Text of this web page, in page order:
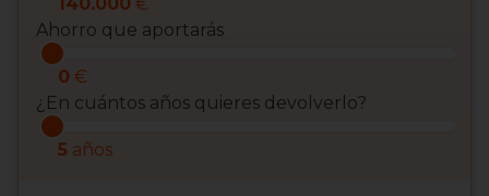
Ahorro que aportarás
0 €
¿En cuántos años quieres devolverlo?
5 años